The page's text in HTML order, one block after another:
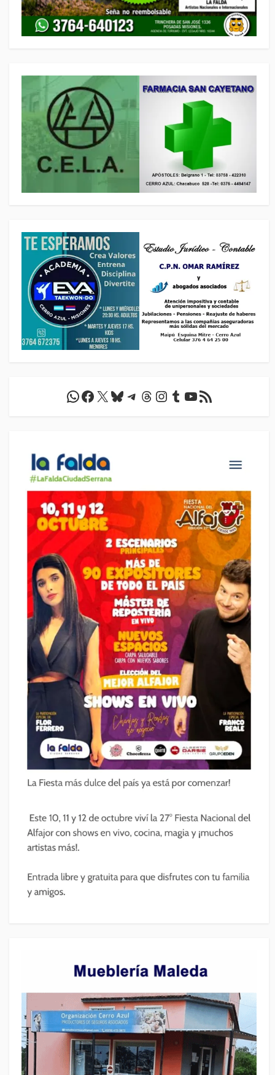
WhatsApp
Facebook
X Bluesky
Telegram
Threads
Instagram
Tumblr
YouTube
Feed RSS